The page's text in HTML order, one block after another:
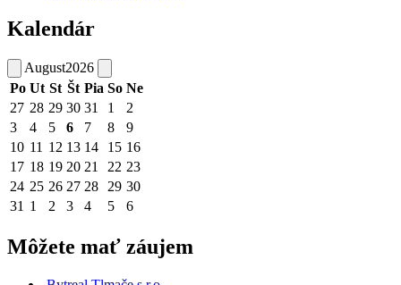
Kalendár
August2026
Po Ut St Št Pia So Ne
27 28 29 30 31 1
2
3
4 5 6 7 8
9
10 11 12 13 14 15 16
17 18 19 20 21 22 23
24 25 26 27 28 29 30
31 1 2 3 4 5 6
Môžete mať záujem